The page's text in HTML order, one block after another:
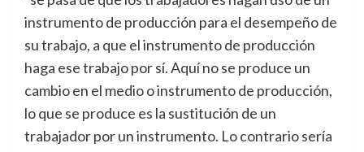
instrumento de producción para el desempeño de
su trabajo, a que el instrumento de producción
haga ese trabajo por sí. Aquí no se produce un
cambio en el medio o instrumento de producción,
lo que se produce es la sustitución de un
trabajador por un instrumento. Lo contrario sería